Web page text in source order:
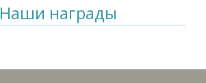
Наши награды